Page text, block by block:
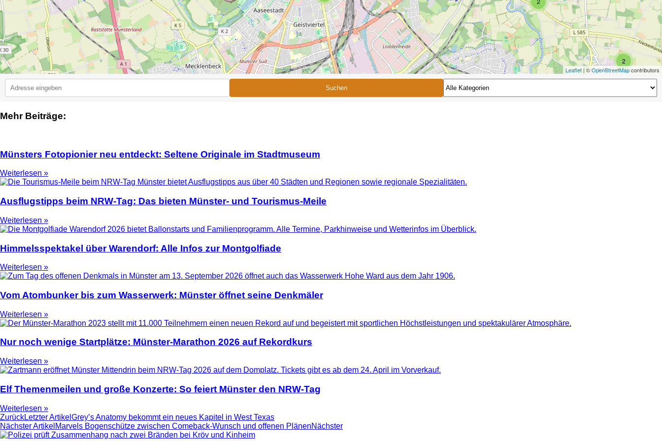
2
2
Leaflet| ©OpenStreetMapcontributors
Suchen
Mehr Beiträge:
Münsters Fotopionier neu entdeckt: Seltene Originale im Stadtmuseum
Weiterlesen »
Ausflugstipps beim NRW-Tag: Das bieten Münster- und Tourismus-Meile
Weiterlesen »
Himmelsspektakel über Warendorf: Alle Infos zur Montgolfiade
Weiterlesen »
Vom Atombunker bis zum Wasserwerk: Münster öffnet seine Denkmäler
Weiterlesen »
Nur noch wenige Startplätze: Münster-Marathon 2026 auf Rekordkurs
Weiterlesen »
Elf Themenmeilen und große Konzerte: So feiert Münster den NRW-Tag
Weiterlesen »
ZurückLetzter Artikel Grey’s Anatomy bekommt ein neues Kapitel in West Texas
Nächster Artikel Marvels Bogenschütze zwischen Comeback-Wunsch und offenen PlänenNächster